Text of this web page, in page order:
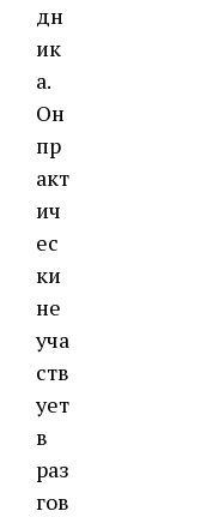
дн
ик
а.
Он
пр
акт
ич
ес
ки
не
уча
ств
ует
в
раз
гов